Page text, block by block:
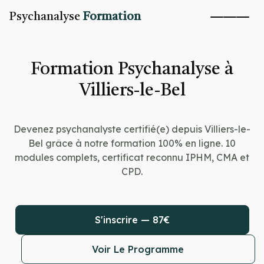
Psychanalyse Formation
Formation Psychanalyse à
Villiers-le-Bel
Devenez psychanalyste certifié(e) depuis Villiers-le-
Bel grâce à notre formation 100% en ligne. 10
modules complets, certificat reconnu IPHM, CMA et
CPD.
S'inscrire — 87€
Voir Le Programme